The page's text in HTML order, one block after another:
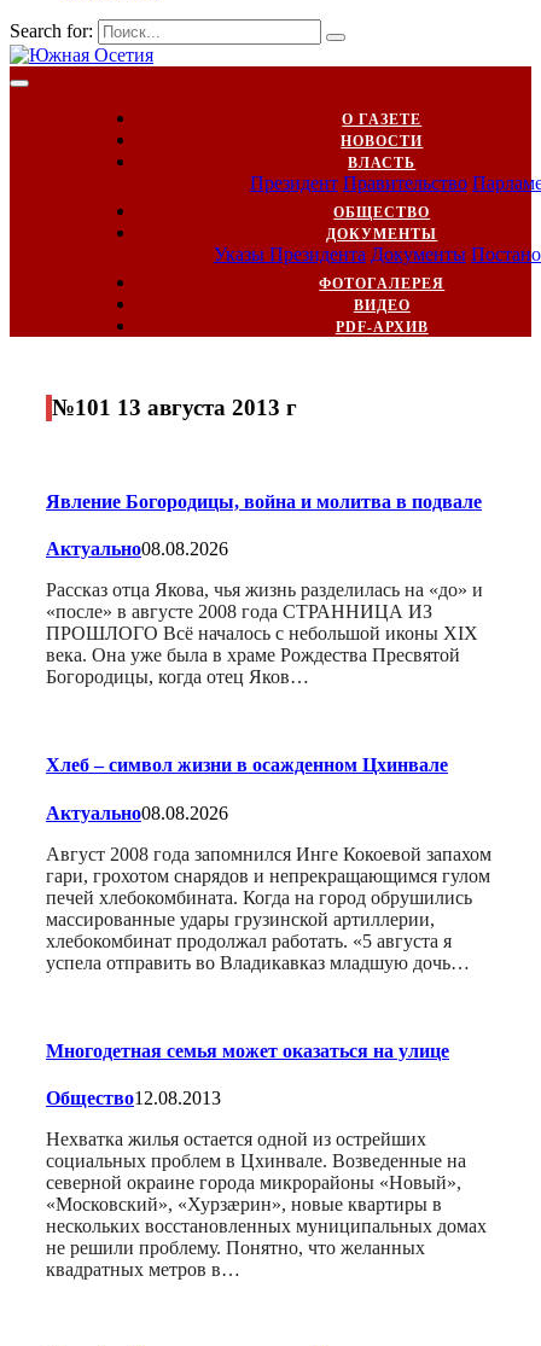
Search for:
О ГАЗЕТЕ
НОВОСТИ
ВЛАСТЬ
Президент Правительство
ОБЩЕСТВО
ДОКУМЕНТЫ
Указы Президента Документы
ФОТОГАЛЕРЕЯ
ВИДЕО
PDF-АРХИВ
№101 13 августа 2013 г
Явление Богородицы, война и молитва в подвале
Актуально08.08.2026
Рассказ отца Якова, чья жизнь разделилась на «до» и
«после» в августе 2008 года СТРАННИЦА ИЗ
ПРОШЛОГО Всё началось с небольшой иконы XIX
века. Она уже была в храме Рождества Пресвятой
Богородицы, когда отец Яков…
Хлеб – символ жизни в осажденном Цхинвале
Актуально08.08.2026
Август 2008 года запомнился Инге Кокоевой запахом
гари, грохотом снарядов и непрекращающимся гулом
печей хлебокомбината. Когда на город обрушились
массированные удары грузинской артиллерии,
хлебокомбинат продолжал работать. «5 августа я
успела отправить во Владикавказ младшую дочь…
Многодетная семья может оказаться на улице
Общество12.08.2013
Нехватка жилья остается одной из острейших
социальных проблем в Цхинвале. Возведенные на
северной окраине города микрорайоны «Новый»,
«Московский», «Хурзæрин», новые квартиры в
нескольких восстановленных муниципальных домах
не решили проблему. Понятно, что желанных
квадратных метров в…